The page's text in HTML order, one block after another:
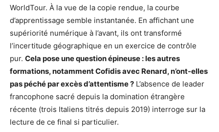
WorldTour. À la vue de la copie rendue, la courbe
d’apprentissage semble instantanée. En affichant une
supériorité numérique à l’avant, ils ont transformé
l’incertitude géographique en un exercice de contrôle
pur. Cela pose une question épineuse : les autres
formations, notamment Cofidis avec Renard, n’ont-elles
pas péché par excès d’attentisme ? L’absence de leader
francophone sacré depuis la domination étrangère
récente (trois Italiens titrés depuis 2019) interroge sur la
lecture de ce final si particulier.